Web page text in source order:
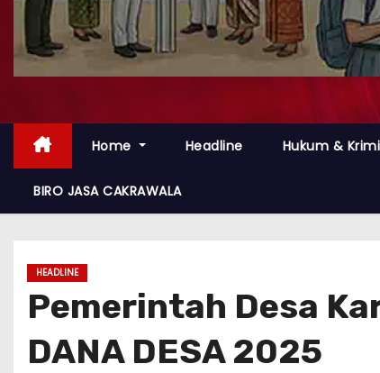
Home Headline Hukum &
BIRO JASA CAKRAWALA
HEADLINE
Pemerintah Desa
DANA DESA 2025